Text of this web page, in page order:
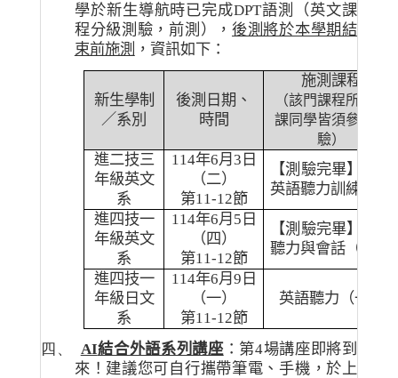
學於新生導航時已完成DPT語測（英文課
程分級測驗，前測）， 後測將於本學期結
束前施測 ，資訊如下：
新生學制
／系別
後測日期、
時間
施測課程
（該門課程所有修
課同學皆須參加測
驗）
進二技三
年級英文
系
114年6月 3 日
（二）
第11-12節
【測驗完畢】專業
英語聽力訓練
進四技一
年級英文
系
114年6月 5 日
（四）
第11-12節
【測驗完畢】英語
聽力與會話（一）
進四技一
年級日文
系
114年6月 9 日
（一）
第11-12節
英語聽力（一）
四、 AI結合外語系列講座：第4場講座即將到
來！建議您可自行攜帶筆電、手機，於上